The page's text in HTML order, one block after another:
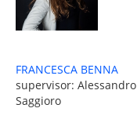
FRANCESCA BENNA
supervisor: Alessandro
Saggioro